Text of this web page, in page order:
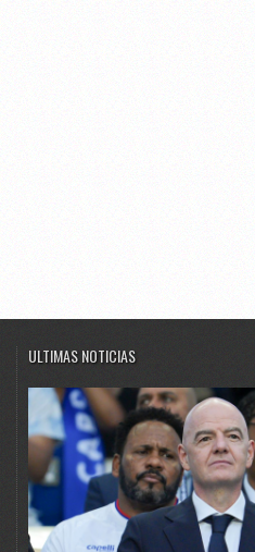
ULTIMAS NOTICIAS